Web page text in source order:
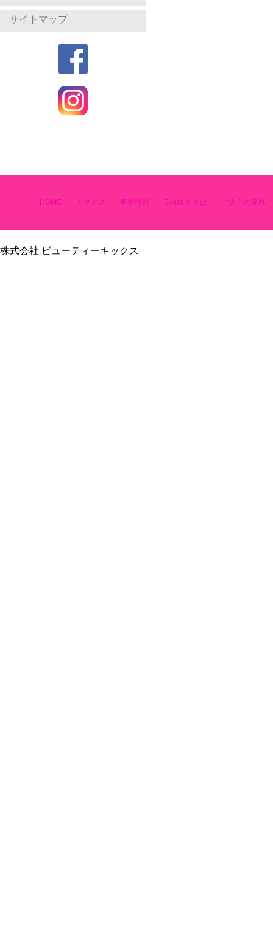
サイトマップ
HOME アクセス 新着情報 B-kick X とは ご入会の流れ
株式会社 ビューティーキックス